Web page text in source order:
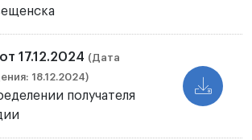
17.12.2024 (Дата
18.12.2024)
получателя